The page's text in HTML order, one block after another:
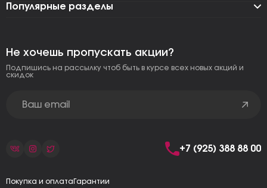
Популярные разделы
Не хочешь пропускать акции?
Подпишись на рассылку чтоб быть в курсе всех новых акций и
скидок
+7 (925) 388 88 00
Покупка и оплата Гарантии